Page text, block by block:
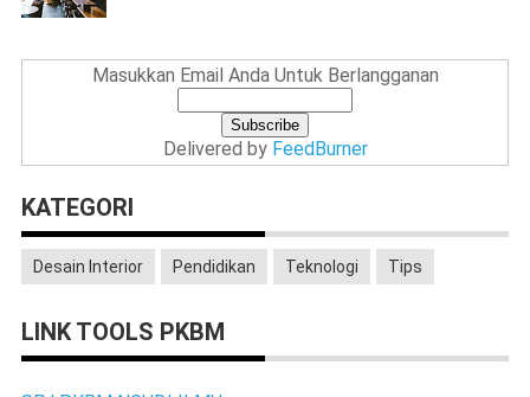
Masukkan Email Anda Untuk Berlangganan
Delivered by FeedBurner
KATEGORI
Desain Interior Pendidikan Teknologi Tips
LINK TOOLS PKBM